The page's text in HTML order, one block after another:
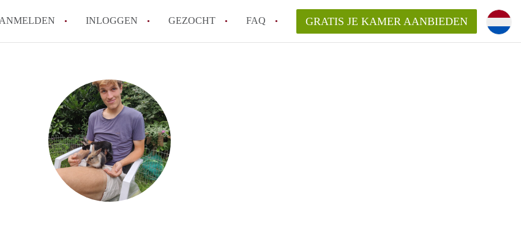
INLOGGEN GEZOCHT FAQ
Berekent KamersLeeuwarden
makelaarsvergoeding/bemiddelingsvergoeding?
Is KamersLeeuwarden verantwoordelijk voor de aangeboden Kamer /
Kamers in Leeuwarden?
Waar kan ik opletten tijdens een bezichtiging van een Kamer in
Leeuwarden?
GRATIS JE KAMER AANBIEDEN